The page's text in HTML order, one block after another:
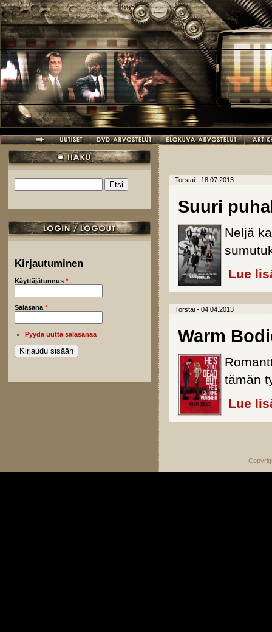
Hyppää pääsisältöön
Hakulomake
Kirjautuminen
Käyttäjätunnus *
Salasana *
Pyydä uutta salasanaa
Torstai - 18.07.2013
Suuri
Neljä
Lue
Torstai - 04.04.2013
Warm
tämän
Lue